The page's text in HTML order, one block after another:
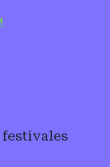
festivales